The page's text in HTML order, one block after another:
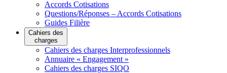
Accords Cotisations
Questions/Réponses – Accords Cotisations
Guides Filière
Cahiers des
charges
Cahiers des charges Interprofessionnels
Annuaire « Engagement »
Cahiers des charges SIQO